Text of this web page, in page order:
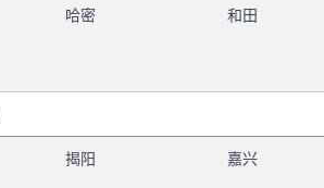
哈密 和田
揭阳 嘉兴